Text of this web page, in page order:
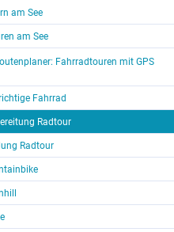
am See
am See
Fahrradtouren mit GPS
Fahrrad
Radtour
Radtour